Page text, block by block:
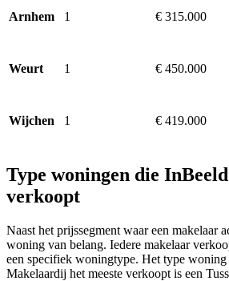
Arnhem 1 € 315.000
Weurt 1 € 450.000
Wijchen 1 € 419.000
Type woningen die
verkoopt
Naast het prijssegment waar een makelaar
woning van belang. Iedere makelaar
een specifiek woningtype. Het type
Makelaardij het meeste verkoopt is een